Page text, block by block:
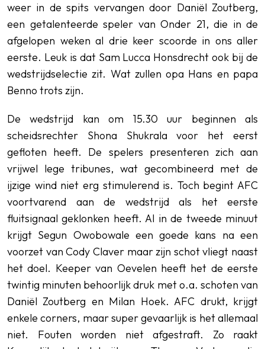
weer in de spits vervangen door Daniël Zoutberg,
een getalenteerde speler van Onder 21, die in de
afgelopen weken al drie keer scoorde in ons aller
eerste. Leuk is dat Sam Lucca Honsdrecht ook bij de
wedstrijdselectie zit. Wat zullen opa Hans en papa
Benno trots zijn.
De wedstrijd kan om 15.30 uur beginnen als
scheidsrechter Shona Shukrala voor het eerst
gefloten heeft. De spelers presenteren zich aan
vrijwel lege tribunes, wat gecombineerd met de
ijzige wind niet erg stimulerend is. Toch begint AFC
voortvarend aan de wedstrijd als het eerste
fluitsignaal geklonken heeft. Al in de tweede minuut
krijgt Segun Owobowale een goede kans na een
voorzet van Cody Claver maar zijn schot vliegt naast
het doel. Keeper van Oevelen heeft het de eerste
twintig minuten behoorlijk druk met o.a. schoten van
Daniël Zoutberg en Milan Hoek. AFC drukt, krijgt
enkele corners, maar super gevaarlijk is het allemaal
niet. Fouten worden niet afgestraft. Zo raakt